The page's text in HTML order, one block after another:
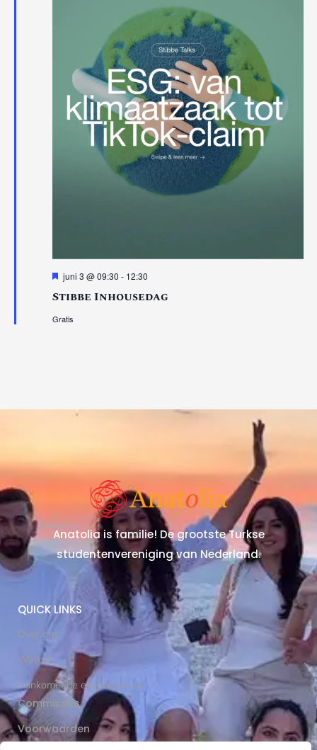
Uitgelicht
juni 3 @ 09:30 - 12:30
Stibbe Inhousedag
Gratis
Anatolia is familie! De grootste Turkse
studentenvereniging van Nederland.
QUICK LINKS
Over ons
Winkel
Aankomende evenementen
Commissies
Voorwaarden